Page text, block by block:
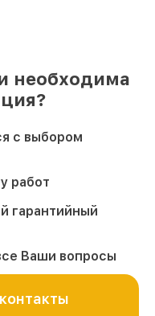
необходима
с выбором
работ
гарантийный
Ваши вопросы